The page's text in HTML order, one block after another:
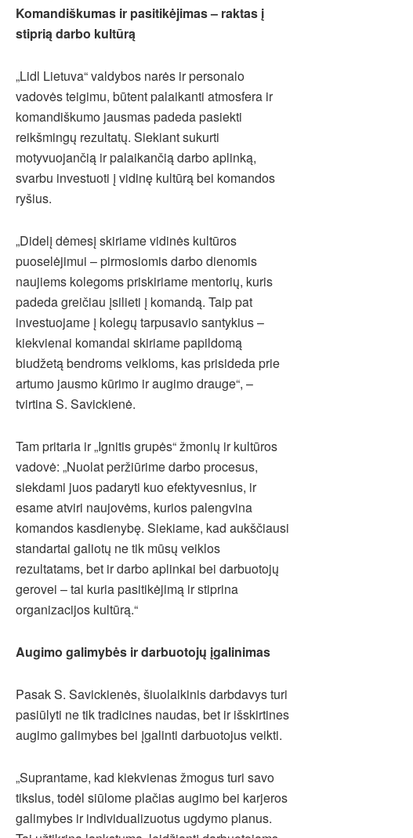
Komandiškumas ir pasitikėjimas – raktas į
stiprią darbo kultūrą
„Lidl Lietuva“ valdybos narės ir personalo
vadovės teigimu, būtent palaikanti atmosfera ir
komandiškumo jausmas padeda pasiekti
reikšmingų rezultatų. Siekiant sukurti
motyvuojančią ir palaikančią darbo aplinką,
svarbu investuoti į vidinę kultūrą bei komandos
ryšius.
„Didelį dėmesį skiriame vidinės kultūros
puoselėjimui – pirmosiomis darbo dienomis
naujiems kolegoms priskiriame mentorių, kuris
padeda greičiau įsilieti į komandą. Taip pat
investuojame į kolegų tarpusavio santykius –
kiekvienai komandai skiriame papildomą
biudžetą bendroms veikloms, kas prisideda prie
artumo jausmo kūrimo ir augimo drauge“, –
tvirtina S. Savickienė.
Tam pritaria ir „Ignitis grupės“ žmonių ir kultūros
vadovė: „Nuolat peržiūrime darbo procesus,
siekdami juos padaryti kuo efektyvesnius, ir
esame atviri naujovėms, kurios palengvina
komandos kasdienybę. Siekiame, kad aukščiausi
standartai galiotų ne tik mūsų veiklos
rezultatams, bet ir darbo aplinkai bei darbuotojų
gerovei – tai kuria pasitikėjimą ir stiprina
organizacijos kultūrą.“
Augimo galimybės ir darbuotojų įgalinimas
Pasak S. Savickienės, šiuolaikinis darbdavys turi
pasiūlyti ne tik tradicines naudas, bet ir išskirtines
augimo galimybes bei įgalinti darbuotojus veikti.
„Suprantame, kad kiekvienas žmogus turi savo
tikslus, todėl siūlome plačias augimo bei karjeros
galimybes ir individualizuotus ugdymo planus.